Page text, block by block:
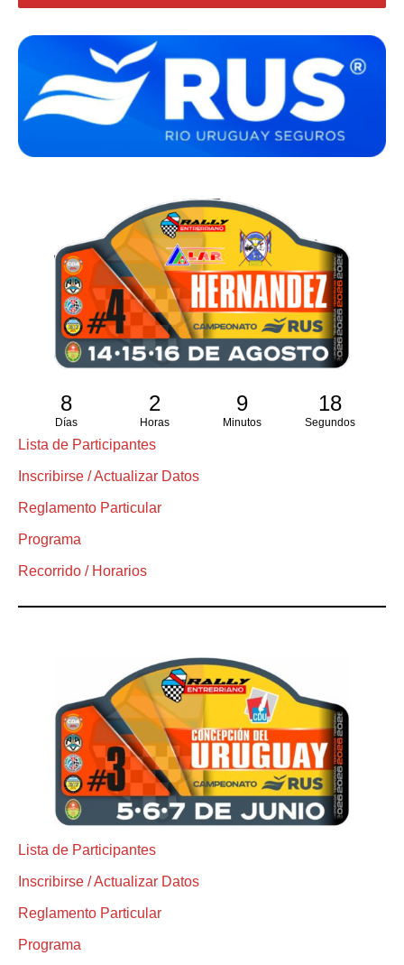
8
Días
2
Horas
9
Minutos
17
Segundos
Lista de Participantes
Inscribirse / Actualizar Datos
Reglamento Particular
Programa
Recorrido / Horarios
Lista de Participantes
Inscribirse / Actualizar Datos
Reglamento Particular
Programa